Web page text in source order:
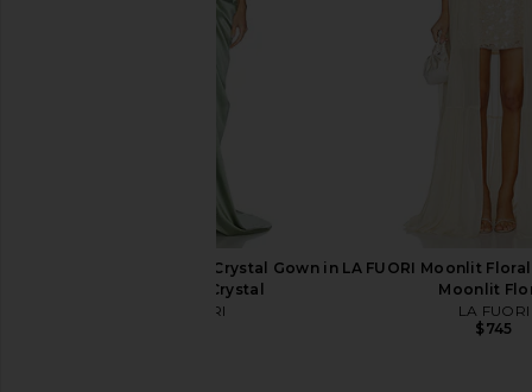
LA FUORI Silver Sage Crystal Gown in
Silver Sage Crystal
LA FUORI
LA FUORI Moonlit
Moonlit
LA FUORI
$745